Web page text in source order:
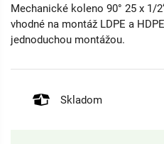
Mechanické koleno 90° 25 x 1/
vhodné na montáž LDPE a
jednoduchou montážou.
Skladom